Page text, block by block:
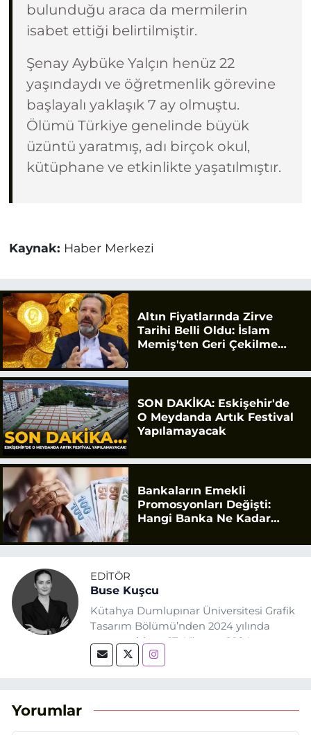
bulunduğu araca da mermilerin
isabet ettiği belirtilmiştir.
Şenay Aybüke Yalçın henüz 22
yaşındaydı ve öğretmenlik görevine
başlayalı yaklaşık 7 ay olmuştu.
Ölümü Türkiye genelinde büyük
üzüntü yaratmış, adı birçok okul,
kütüphane ve etkinlikte yaşatılmıştır.
Kaynak: Haber Merkezi
Altın Fiyatlarında Zirve
Tarihi Belli Oldu: İslam
Memiş'ten Geri Çekilme
SON DAKİKA: Eskişehir'de
O Meydanda Artık Festival
Yapılamayacak
Bankaların Emekli
Promosyonları Değişti:
Hangi Banka Ne Kadar
EDITÖR
Buse Kuşcu
Kütahya Dumlupınar Üniversitesi Grafik
Tasarım Bölümü’nden 2024 yılında
mezun oldum. 17 Ağustos 2024
tarihinde, Grafik Tasarım alanında staj
Yorumlar